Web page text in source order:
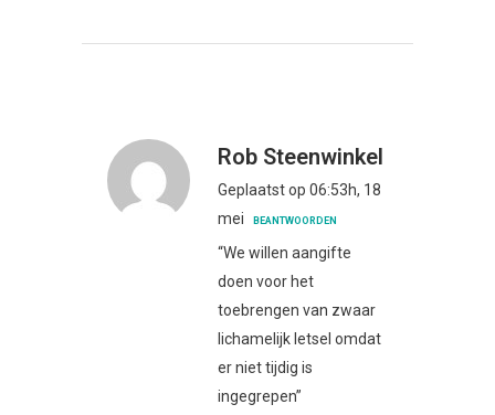
Rob Steenwinkel
Geplaatst op 06:53h, 18
mei
BEANTWOORDEN
“We willen aangifte
doen voor het
toebrengen van zwaar
lichamelijk letsel omdat
er niet tijdig is
ingegrepen”